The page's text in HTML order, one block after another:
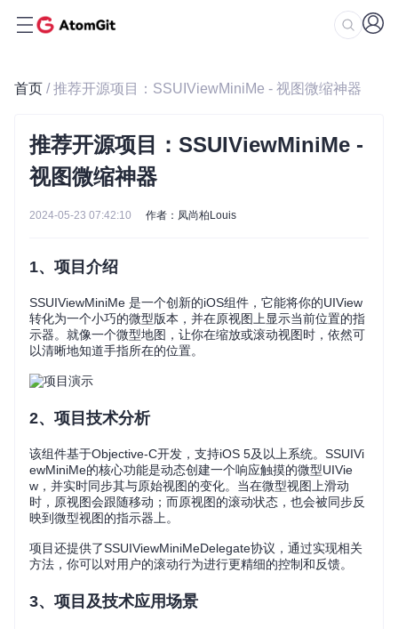
首页 / 推荐开源项目：SSUIViewMiniMe - 视图微缩神器
推荐开源项目：SSUIViewMiniMe -
视图微缩神器
2024-05-23 07:42:10 作者：凤尚柏Louis
1、项目介绍
SSUIViewMiniMe 是一个创新的iOS组件，它能将你的UIView
转化为一个小巧的微型版本，并在原视图上显示当前位置的指
示器。就像一个微型地图，让你在缩放或滚动视图时，依然可
以清晰地知道手指所在的位置。
2、项目技术分析
该组件基于Objective-C开发，支持iOS 5及以上系统。SSUIVi
ewMiniMe的核心功能是动态创建一个响应触摸的微型UIVie
w，并实时同步其与原始视图的变化。当在微型视图上滑动
时，原视图会跟随移动；而原视图的滚动状态，也会被同步反
映到微型视图的指示器上。
项目还提供了SSUIViewMiniMeDelegate协议，通过实现相关
方法，你可以对用户的滚动行为进行更精细的控制和反馈。
3、项目及技术应用场景